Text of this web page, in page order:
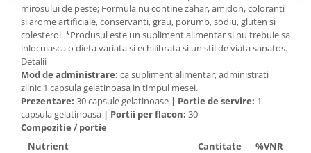
Vitamina E
Vitamina K
Zinc
Cătină
Chlorella
Colina
Electroliti
mirosului de peste; Formula nu contine zahar, amidon, coloranti
si arome artificiale, conservanti, grau, porumb, sodiu, gluten si
colesterol. *Produsul este un supliment alimentar si nu trebuie sa
inlocuiasca o dieta variata si echilibrata si un stil de viata sanatos.
Detalii
Mod de administrare: ca supliment alimentar, administrati
zilnic 1 capsula gelatinoasa in timpul mesei.
Prezentare: 30 capsule gelatinoase | Portie de servire: 1
capsula gelatinoasa | Portii per flacon: 30
Compozitie / portie
Nutrient
Cantitate
%VNR